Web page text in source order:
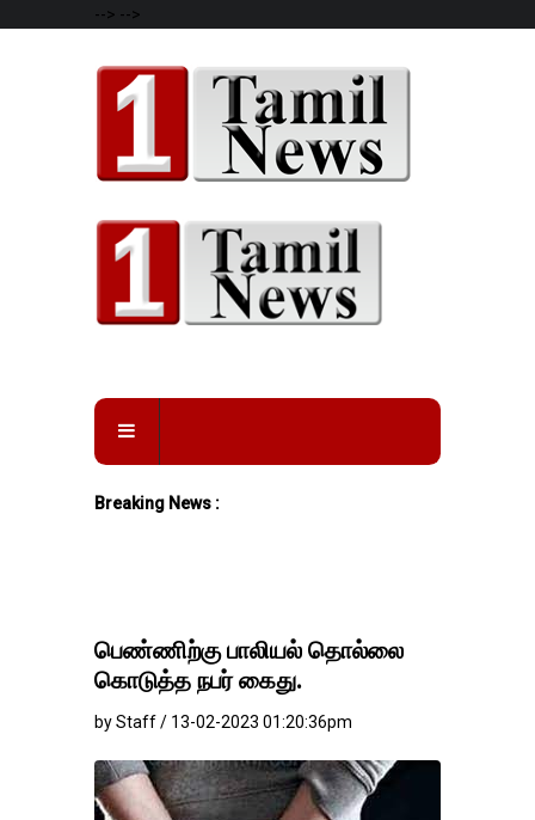
--> -->
Breaking News :
பெண்ணிற்கு பாலியல் தொல்லை
கொடுத்த நபர் கைது.
by Staff / 13-02-2023 01:20:36pm